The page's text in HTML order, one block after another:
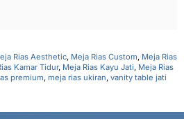
Rias Aesthetic, Meja Rias Custom, Meja Rias
Kamar Tidur, Meja Rias Kayu Jati, Meja Rias
premium, meja rias ukiran, vanity table jati